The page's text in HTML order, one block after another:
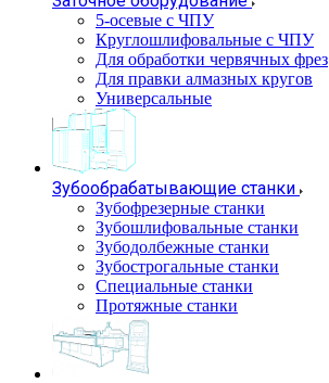
5-осевые с ЧПУ
Круглошлифовальные с ЧПУ
Для обработки червячных фрез
Для правки алмазных кругов
Универсальные
Зубообрабатывающие станки
Зубофрезерные станки
Зубошлифовальные станки
Зубодолбежные станки
Зубострогальные станки
Специальные станки
Протяжные станки